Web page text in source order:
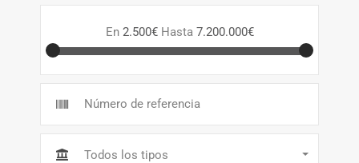
En 2.500€ Hasta 7.200.000€
Todos los tipos